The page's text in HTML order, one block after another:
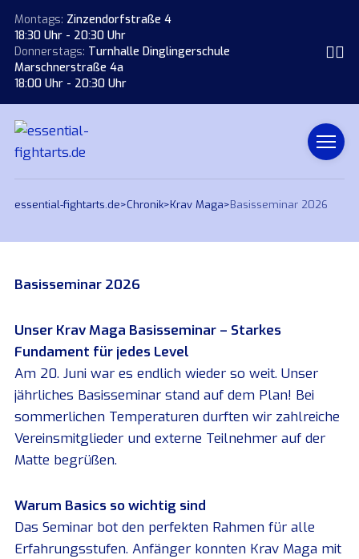
Montags: Zinzendorfstraße 4
18:30 Uhr - 20:30 Uhr
Donnerstags: Turnhalle Dinglingerschule
Marschnerstraße 4a
18:00 Uhr - 20:30 Uhr
essential-fightarts.de>Chronik>Krav Maga>Basisseminar 2026
Basisseminar 2026
Unser Krav Maga Basisseminar – Starkes
Fundament für jedes Level
Am 20. Juni war es endlich wieder so weit. Unser
jährliches Basisseminar stand auf dem Plan! Bei
sommerlichen Temperaturen durften wir zahlreiche
Vereinsmitglieder und externe Teilnehmer auf der
Matte begrüßen.
Warum Basics so wichtig sind
Das Seminar bot den perfekten Rahmen für alle
Erfahrungsstufen. Anfänger konnten Krav Maga mit